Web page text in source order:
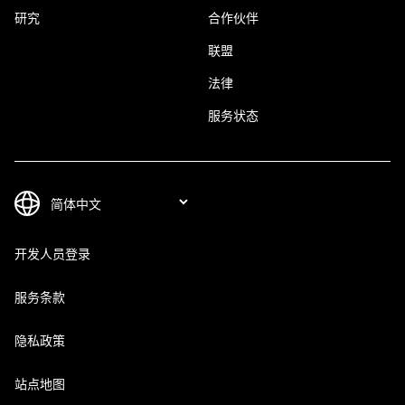
研究 合作伙伴
联盟
法律
服务状态
开发人员登录
服务条款
隐私政策
站点地图